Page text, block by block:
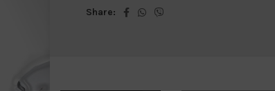
Share: